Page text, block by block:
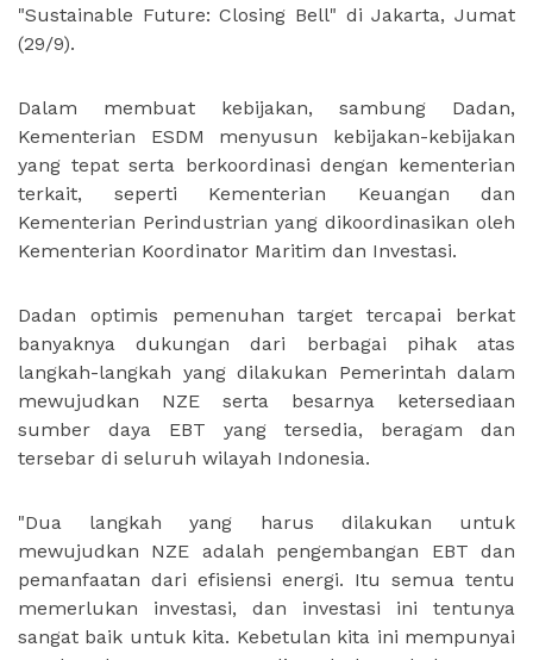
"Sustainable Future: Closing Bell" di Jakarta, Jumat
(29/9).
Dalam membuat kebijakan, sambung Dadan,
Kementerian ESDM menyusun kebijakan-kebijakan
yang tepat serta berkoordinasi dengan kementerian
terkait, seperti Kementerian Keuangan dan
Kementerian Perindustrian yang dikoordinasikan oleh
Kementerian Koordinator Maritim dan Investasi.
Dadan optimis pemenuhan target tercapai berkat
banyaknya dukungan dari berbagai pihak atas
langkah-langkah yang dilakukan Pemerintah dalam
mewujudkan NZE serta besarnya ketersediaan
sumber daya EBT yang tersedia, beragam dan
tersebar di seluruh wilayah Indonesia.
"Dua langkah yang harus dilakukan untuk
mewujudkan NZE adalah pengembangan EBT dan
pemanfaatan dari efisiensi energi. Itu semua tentu
memerlukan investasi, dan investasi ini tentunya
sangat baik untuk kita. Kebetulan kita ini mempunyai